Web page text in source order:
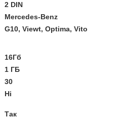
2 DIN
Mercedes-Benz
G10, Viewt, Optima, Vito
16Гб
1 ГБ
30
Ні
Так